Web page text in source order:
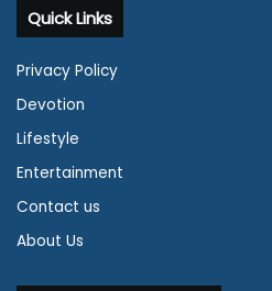
Quick Links
Privacy Policy
Devotion
Lifestyle
Entertainment
Contact us
About Us